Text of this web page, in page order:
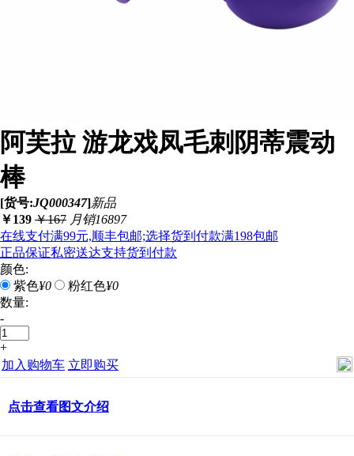
阿芙拉 游龙戏凤毛刺阴蒂震动
棒
[货号:JQ000347]新品
￥139 ￥167 月销16897
在线支付满99元,顺丰包邮;选择货到付款满198包邮
正品保证私密送达支持货到付款
颜色:
紫色¥0 粉红色¥0
数量:
-
+
加入购物车 立即购买
点击查看图文介绍